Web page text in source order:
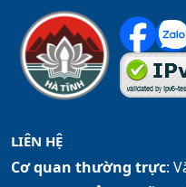
LIÊN HỆ
Cơ quan thường trực: